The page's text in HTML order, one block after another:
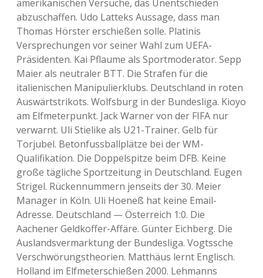
amerikanischen Versuche, das Unentschieden
abzuschaffen. Udo Latteks Aussage, dass man
Thomas Hörster erschießen solle. Platinis
Versprechungen vor seiner Wahl zum UEFA-
Präsidenten. Kai Pflaume als Sportmoderator. Sepp
Maier als neutraler BTT. Die Strafen für die
italienischen Manipulierklubs. Deutschland in roten
Auswärtstrikots. Wolfsburg in der Bundesliga. Kioyo
am Elfmeterpunkt. Jack Warner von der FIFA nur
verwarnt. Uli Stielike als U21-Trainer. Gelb für
Torjubel. Betonfussballplätze bei der WM-
Qualifikation. Die Doppelspitze beim DFB. Keine
große tägliche Sportzeitung in Deutschland. Eugen
Strigel. Rückennummern jenseits der 30. Meier
Manager in Köln. Uli Hoeneß hat keine Email-
Adresse. Deutschland — Österreich 1:0. Die
Aachener Geldkoffer-Affäre. Günter Eichberg. Die
Auslandsvermarktung der Bundesliga. Vogtssche
Verschwörungstheorien. Matthäus lernt Englisch.
Holland im Elfmeterschießen 2000. Lehmanns